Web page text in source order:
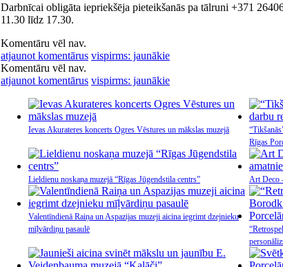
Darbnīcai obligāta iepriekšēja pieteikšanās pa tālruni +371
11.30 līdz 17.30.
Komentāru vēl nav.
atjaunot komentārus vispirms: jaunākie
Komentāru vēl nav.
atjaunot komentārus vispirms: jaunākie
Ievas Akurateres koncerts Ogres Vēstures un mākslas muzejā
Rīgas
Lieldienu noskaņa muzejā “Rīgas Jūgendstila centrs” Art Deco
Valentīndienā Raiņa un Aspazijas muzeji aicina iegrimt dzejnieku
mīļvārdiņu pasaulē